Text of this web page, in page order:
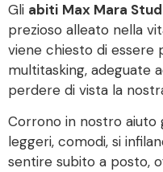
Gli abiti Max Mara
prezioso alleato nella
viene chiesto di essere
multitasking, adeguate
perdere di vista la
Corrono in nostro aiuto
leggeri, comodi, si
sentire subito a posto,